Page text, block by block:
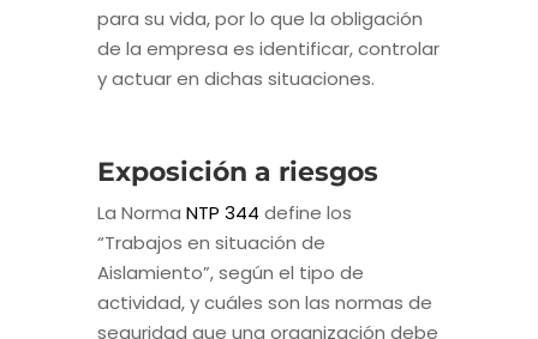
para su vida, por lo que la obligación
de la empresa es identificar, controlar
y actuar en dichas situaciones.
Exposición a riesgos
La Norma NTP 344 define los
“Trabajos en situación de
Aislamiento”, según el tipo de
actividad, y cuáles son las normas de
seguridad que una organización debe